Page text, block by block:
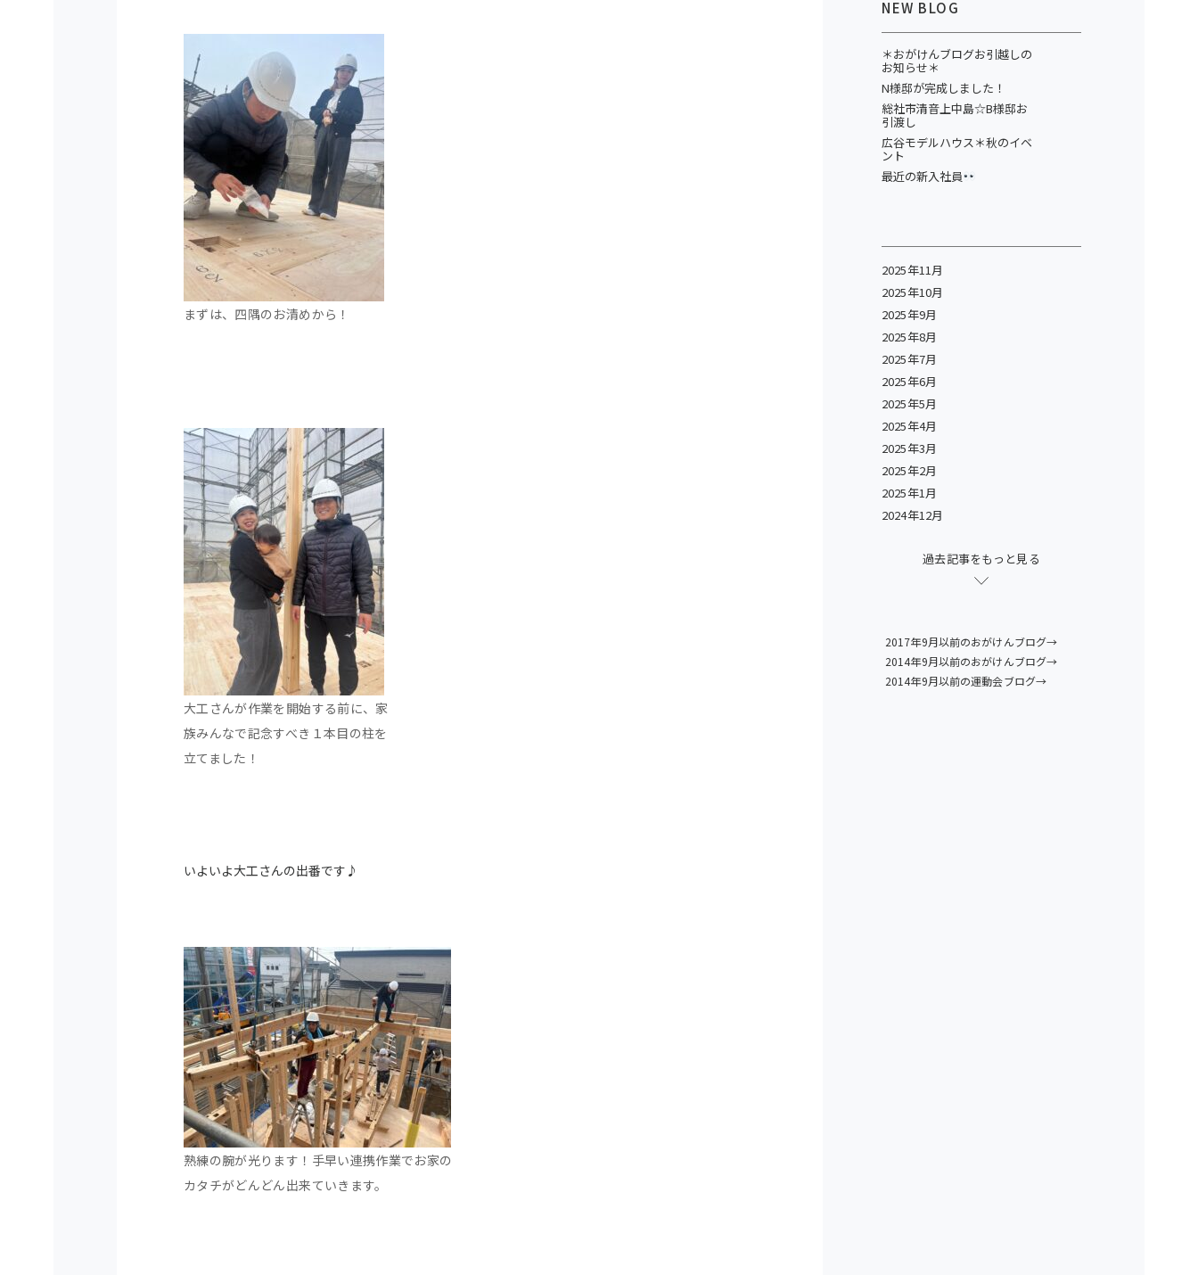
まずは、四隅のお清めから！
大工さんが作業を開始する前に、家
族みんなで記念すべき１本目の柱を
立てました！
いよいよ大工さんの出番です♪
熟練の腕が光ります！手早い連携作業でお家の
カタチがどんどん出来ていきます。
NEW BLOG
＊おがけんブログお引越しの
お知らせ＊
N様邸が完成しました！
総社市清音上中島☆B様邸お
引渡し
広谷モデルハウス＊秋のイベ
ント
最近の新入社員
2025年11月
2025年10月
2025年9月
2025年8月
2025年7月
2025年6月
2025年5月
2025年4月
2025年3月
2025年2月
2025年1月
2024年12月
過去記事をもっと見る
2017年9月以前のおがけんブログ→
2014年9月以前のおがけんブログ→
2014年9月以前の運動会ブログ→